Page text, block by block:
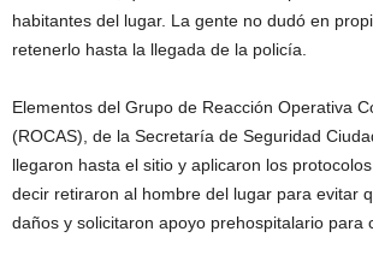
habitantes del lugar. La gente no dudó en
retenerlo hasta la llegada de la policía.
Elementos del Grupo de Reacción Operativa
(ROCAS), de la Secretaría de Seguridad
llegaron hasta el sitio y aplicaron los
decir retiraron al hombre del lugar para evitar
daños y solicitaron apoyo prehospitalario para